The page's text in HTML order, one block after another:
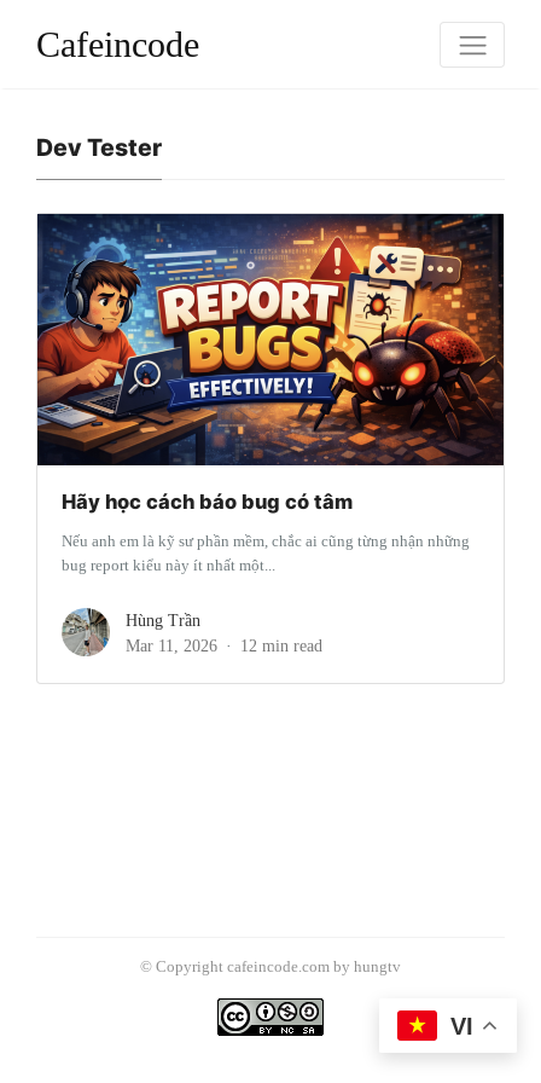
Cafeincode
Dev Tester
Hãy học cách báo bug có tâm
Nếu anh em là kỹ sư phần mềm, chắc ai cũng từng nhận những
bug report kiểu này ít nhất một...
Hùng Trần
Mar 11, 2026
12 min read
© Copyright cafeincode.com by hungtv
VI